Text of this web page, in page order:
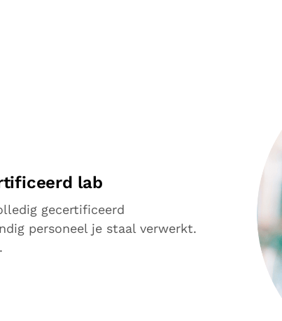
lab
gecertificeerd
personeel je staal verwerkt.